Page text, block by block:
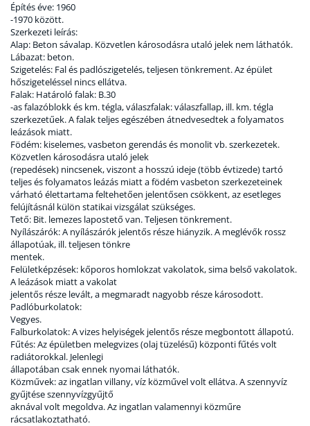
Építés éve: 1960
-1970 között.
Szerkezeti leírás:
Alap: Beton sávalap. Közvetlen károsodásra utaló jelek nem láthatók.
Lábazat: beton.
Szigetelés: Fal és padlószigetelés, teljesen tönkrement. Az épület
hőszigeteléssel nincs ellátva.
Falak: Határoló falak: B.30
-as falazóblokk és km. tégla, válaszfalak: válaszfallap, ill. km. tégla
szerkezetűek. A falak teljes egészében átnedvesedtek a folyamatos
leázások miatt.
Födém: kiselemes, vasbeton gerendás és monolit vb. szerkezetek.
Közvetlen károsodásra utaló jelek
(repedések) nincsenek, viszont a hosszú ideje (több évtizede) tartó
teljes és folyamatos leázás miatt a födém vasbeton szerkezeteinek
várható élettartama feltehetően jelentősen csökkent, az esetleges
felújításnál külön statikai vizsgálat szükséges.
Tető: Bit. lemezes lapostető van. Teljesen tönkrement.
Nyílászárók: A nyílászárók jelentős része hiányzik. A meglévők rossz
állapotúak, ill. teljesen tönkre
mentek.
Felületképzések: kőporos homlokzat vakolatok, sima belső vakolatok.
A leázások miatt a vakolat
jelentős része levált, a megmaradt nagyobb része károsodott.
Padlóburkolatok:
Vegyes.
Falburkolatok: A vizes helyiségek jelentős része megbontott állapotú.
Fűtés: Az épületben melegvizes (olaj tüzelésű) központi fűtés volt
radiátorokkal. Jelenlegi
állapotában csak ennek nyomai láthatók.
Közművek: az ingatlan villany, víz közművel volt ellátva. A szennyvíz
gyűjtése szennyvízgyűjtő
aknával volt megoldva. Az ingatlan valamennyi közműre
rácsatlakoztatható.